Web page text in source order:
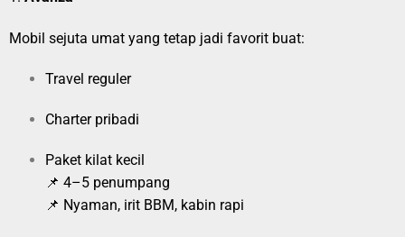
Mobil sejuta umat yang tetap jadi favorit buat:
Travel reguler
Charter pribadi
Paket kilat kecil
📌 4–5 penumpang
📌 Nyaman, irit BBM, kabin rapi